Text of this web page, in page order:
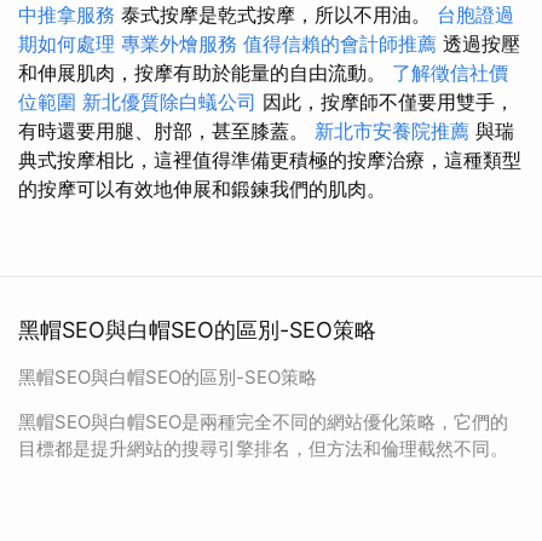
中推拿服務 泰式按摩是乾式按摩，所以不用油。 台胞證過
期如何處理 專業外燴服務 值得信賴的會計師推薦 透過按壓
和伸展肌肉，按摩有助於能量的自由流動。 了解徵信社價
位範圍 新北優質除白蟻公司 因此，按摩師不僅要用雙手，
有時還要用腿、肘部，甚至膝蓋。 新北市安養院推薦 與瑞
典式按摩相比，這裡值得準備更積極的按摩治療，這種類型
的按摩可以有效地伸展和鍛鍊我們的肌肉。
黑帽SEO與白帽SEO的區別-SEO策略
黑帽SEO與白帽SEO的區別-SEO策略
黑帽SEO與白帽SEO是兩種完全不同的網站優化策略，它們的
目標都是提升網站的搜尋引擎排名，但方法和倫理截然不同。